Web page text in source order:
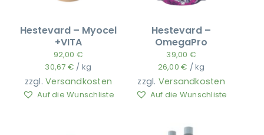
Hestevard – Myocel
+VITA
92,00 €
30,67 € / kg
zzgl.Versandkosten
Auf die Wunschliste
Hestevard –
OmegaPro
39,00 €
26,00€ /kg
zzgl. Versandkosten
Auf die Wunschliste